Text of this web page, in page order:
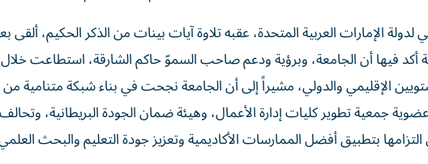
الإمارات العربية المتحدة، عقبه تلاوة آيات بينات من الذكر الحكيم، ألقى
أكد فيها أن الجامعة، وبرؤية ودعم صاحب السموّ حاكم الشارقة، استطاعت
الإقليمي والدولي، مشيراً إلى أن الجامعة نجحت في بناء شبكة متنامية
جمعية تطوير كليات إدارة الأعمال، وهيئة ضمان الجودة البريطانية، وتحالف
بتطبيق أفضل الممارسات الأكاديمية وتعزيز جودة التعليم والبحث